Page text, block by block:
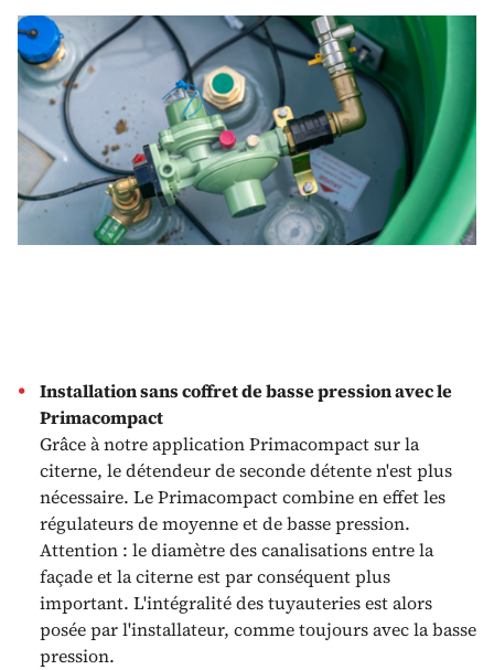
Installation sans coffret de basse pression avec le
Primacompact
Grâce à notre application Primacompact sur la
citerne, le détendeur de seconde détente n'est plus
nécessaire. Le Primacompact combine en effet les
régulateurs de moyenne et de basse pression.
Attention : le diamètre des canalisations entre la
façade et la citerne est par conséquent plus
important. L'intégralité des tuyauteries est alors
posée par l'installateur, comme toujours avec la basse
pression.